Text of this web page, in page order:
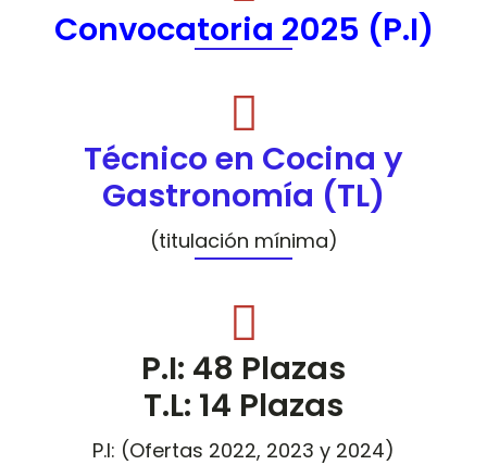
Convocatoria 2025 (P.I)
Técnico en Cocina y
Gastronomía (TL)
(titulación mínima)
P.I: 48 Plazas
T.L: 14 Plazas
P.I: (Ofertas 2022, 2023 y 2024)